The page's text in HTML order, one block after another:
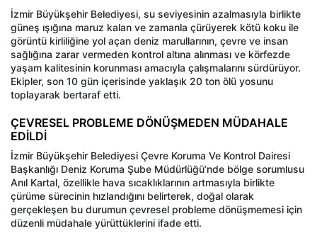
İzmir Büyükşehir Belediyesi, su seviyesinin azalmasıyla birlikte
güneş ışığına maruz kalan ve zamanla çürüyerek kötü koku ile
görüntü kirliliğine yol açan deniz marullarının, çevre ve insan
sağlığına zarar vermeden kontrol altına alınması ve körfezde
yaşam kalitesinin korunması amacıyla çalışmalarını sürdürüyor.
Ekipler, son 10 gün içerisinde yaklaşık 20 ton ölü yosunu
toplayarak bertaraf etti.
ÇEVRESEL PROBLEME DÖNÜŞMEDEN MÜDAHALE
EDİLDİ
İzmir Büyükşehir Belediyesi Çevre Koruma Ve Kontrol Dairesi
Başkanlığı Deniz Koruma Şube Müdürlüğü’nde bölge sorumlusu
Anıl Kartal, özellikle hava sıcaklıklarının artmasıyla birlikte
çürüme sürecinin hızlandığını belirterek, doğal olarak
gerçekleşen bu durumun çevresel probleme dönüşmemesi için
düzenli müdahale yürüttüklerini ifade etti.